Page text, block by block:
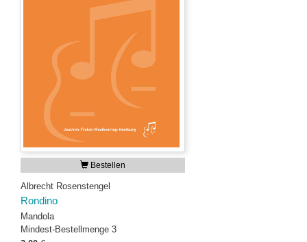
Bestellen
Albrecht Rosenstengel
Rondino
Mandola
Mindest-Bestellmenge 3